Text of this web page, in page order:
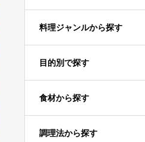
料理ジャンルから探す
目的別で探す
食材から探す
調理法から探す